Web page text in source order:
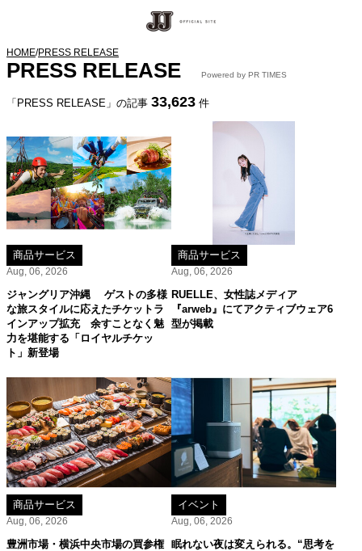
HOME/PRESS RELEASE
PRESS RELEASE Powered by PR TIMES
「PRESS RELEASE」の記事 33,623 件
商品サービス
Aug, 06, 2026
ジャングリア沖縄 ゲストの多様
な旅スタイルに応えたチケットラ
インアップ拡充 余すことなく魅
力を堪能する「ロイヤルチケッ
ト」新登場
商品サービス
Aug, 06, 2026
RUELLE、女性誌メディア
『arweb』にてアクティブウェア6
型が掲載
商品サービス
Aug, 06, 2026
豊洲市場・横浜中央市場の買参権
イベント
Aug, 06, 2026
眠れない夜は変えられる。“思考を